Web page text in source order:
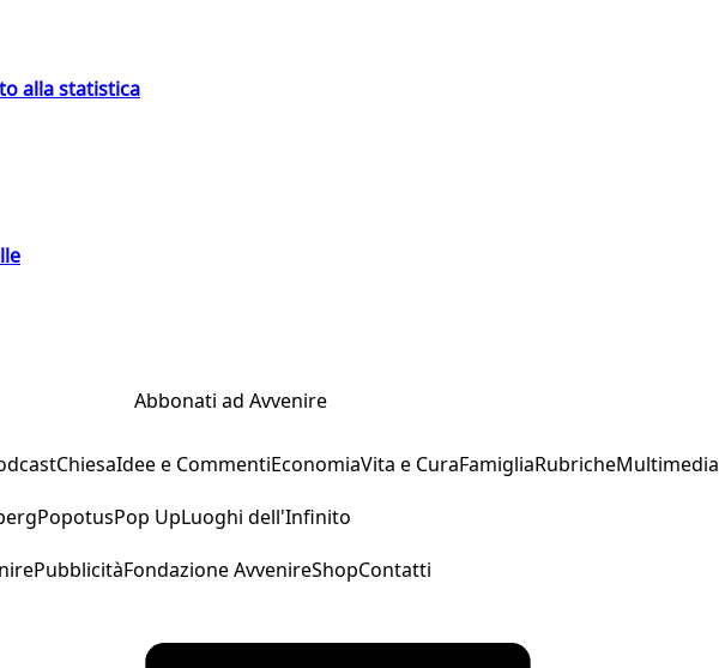
alla statistica
Abbonati ad Avvenire
ChiesaIdee e CommentiEconomiaVita e CuraFamigliaRubricheMultimedia
PopotusPop UpLuoghi dell'Infinito
PubblicitàFondazione AvvenireShopContatti